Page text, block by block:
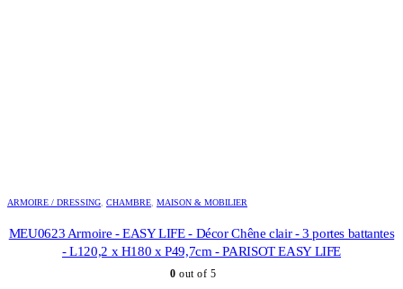
ARMOIRE / DRESSING CHAMBRE MAISON & MOBILIER
MEU0623 Armoire - EASY LIFE - Décor Chêne clair - 3 portes battantes
- L120,2 x H180 x P49,7cm - PARISOT EASY LIFE
0 out of 5